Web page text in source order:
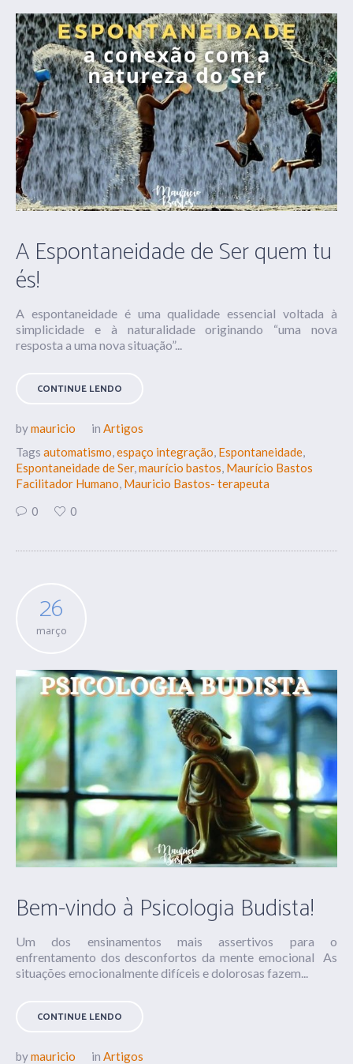
A Espontaneidade de Ser quem tu
és!
A espontaneidade é uma qualidade essencial voltada à
simplicidade e à naturalidade originando “uma nova
resposta a uma nova situação”...
CONTINUE LENDO
bymauricio in Artigos
Tags automatismo,espaço integração, Espontaneidade,
Espontaneidade de Ser,maurício bastos, Maurício Bastos
Facilitador Humano, Mauricio Bastos- terapeuta
0
0
26
março
Bem-vindo à Psicologia Budista!
Um dos ensinamentos mais assertivos para o
enfrentamento dos desconfortos da mente emocional As
situações emocionalmente difíceis e dolorosas fazem...
CONTINUE LENDO
bymauricio in Artigos